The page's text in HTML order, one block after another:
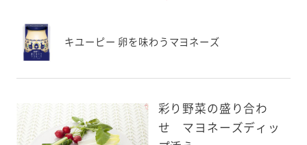
キユーピー 卵を味わうマヨネーズ
彩り野菜の盛り合わ
せ マヨネーズディッ